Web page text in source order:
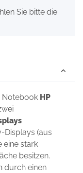
Sie bitte die
Notebook HP
Displays (aus
eine stark
besitzen.
durch einen